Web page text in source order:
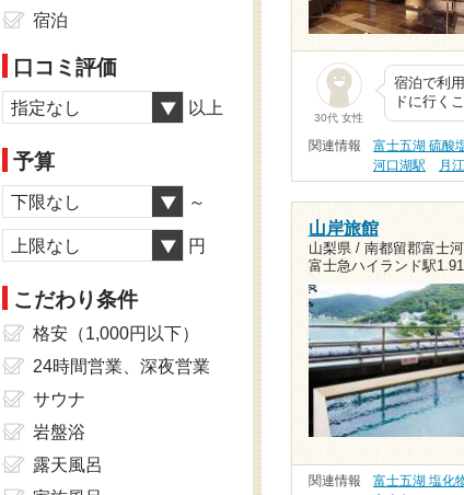
30代 女性
宿泊で利
ドに行く
関連情報 富士五湖 硫酸
河口湖駅
月
山岸旅館
山梨県 / 南都留郡富士
富士急ハイランド駅
関連情報 富士五湖 塩化
宿泊
口コミ評価
指定なし 以上
予算
下限なし ～
上限なし 円
こだわり条件
格安（1,000円以下）
24時間営業、深夜営業
サウナ
岩盤浴
露天風呂